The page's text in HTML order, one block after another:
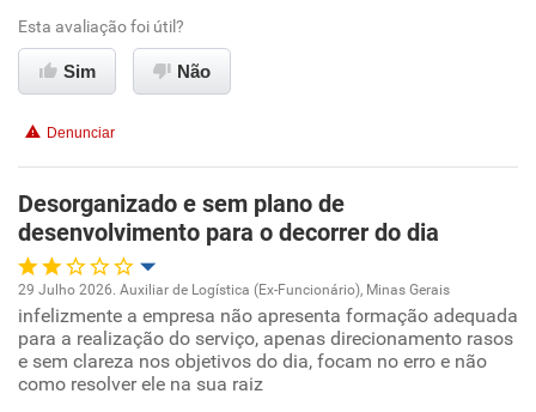
Ambiente de trabalho
Conciliação com a vida familiar
Recomenda esta empresa
Recomenda a diretoria
Esta avaliação foi útil?
Sim Não
Denunciar
Desorganizado e sem plano de
desenvolvimento para o decorrer do dia
Oportunidade de promoção
Ambiente de trabalho
29 Julho 2026. Auxiliar de Logística (Ex-Funcionário), Minas Gerais
infelizmente a empresa não apresenta formação adequada
para a realização do serviço, apenas direcionamento rasos
e sem clareza nos objetivos do dia, focam no erro e não
como resolver ele na sua raiz